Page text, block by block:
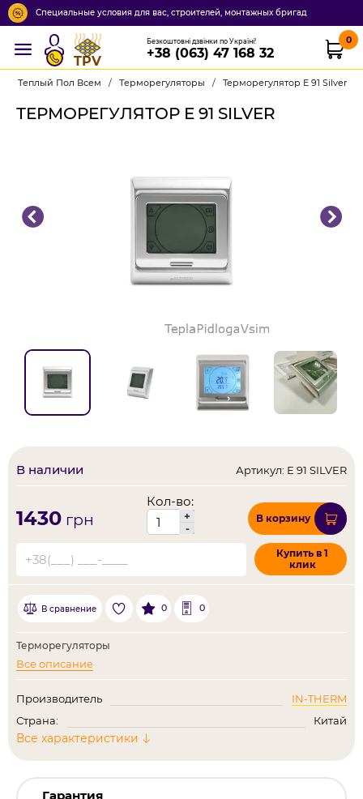
Специальные условия для вас, строителей, монтажных бригад
TPV
Безкоштовні дзвінки по Україні!
+38 (063) 47 168 32
0
Теплый Пол Всем / Терморегуляторы / Терморегулятор Е 91 Silver
ТЕРМОРЕГУЛЯТОР Е 91 SILVER
В наличии Артикул: Е 91 SILVER
1430 грн
Кол-во:
+
-
В корзину
Купить в 1
клик
В сравнение 0 0
Терморегуляторы
Все описание
Производитель
IN-THERM
Страна:
Китай
Все характеристики
Гарантия